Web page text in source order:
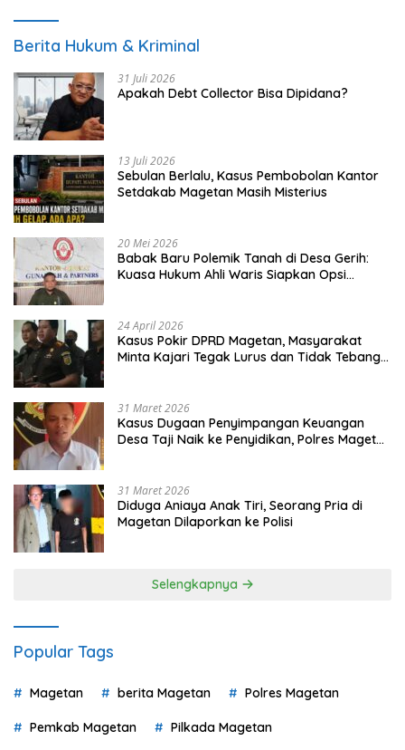
Berita Hukum & Kriminal
31 Juli 2026
Apakah Debt Collector Bisa Dipidana?
13 Juli 2026
Sebulan Berlalu, Kasus Pembobolan Kantor
Setdakab Magetan Masih Misterius
20 Mei 2026
Babak Baru Polemik Tanah di Desa Gerih:
Kuasa Hukum Ahli Waris Siapkan Opsi
24 April 2026
Kasus Pokir DPRD Magetan, Masyarakat
Minta Kajari Tegak Lurus dan Tidak Tebang
31 Maret 2026
Kasus Dugaan Penyimpangan Keuangan
Desa Taji Naik ke Penyidikan, Polres Magetan
31 Maret 2026
Diduga Aniaya Anak Tiri, Seorang Pria di
Magetan Dilaporkan ke Polisi
Selengkapnya
Popular Tags
Magetan berita Magetan Polres Magetan
Pemkab Magetan Pilkada Magetan